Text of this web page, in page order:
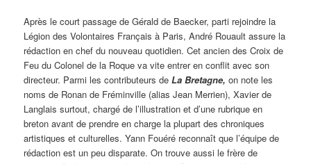
Après le court passage de Gérald de Baecker, parti rejoindre la
Légion des Volontaires Français à Paris, André Rouault assure la
rédaction en chef du nouveau quotidien. Cet ancien des Croix de
Feu du Colonel de la Roque va vite entrer en conflit avec son
directeur. Parmi les contributeurs deLa Bretagne, on note les
noms de Ronan de Fréminville (alias Jean Merrien), Xavier de
Langlais surtout, chargé de l’illustration et d’une rubrique en
breton avant de prendre en charge la plupart des chroniques
artistiques et culturelles. Yann Fouéré reconnaît que l’équipe de
rédaction est un peu disparate. On trouve aussi le frère de